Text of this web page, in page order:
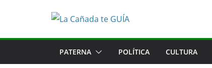
PATERNA POLÍTICA CULTURA